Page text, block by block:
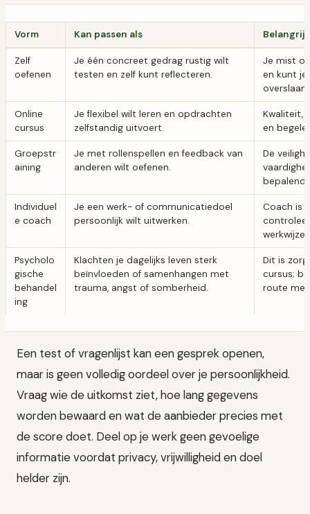
Vorm Kan passen als
Zelf
oefenen
Je één concreet gedrag rustig wilt
testen en zelf kunt reflecteren.
Je mist
en kunt je
overslaan.
Online
cursus
Je flexibel wilt leren en opdrachten
zelfstandig uitvoert.
Kwaliteit,
en
Groepstr
aining
Je met rollenspellen en feedback van
anderen wilt oefenen.
De
bepalend.
Individuel
e coach
Je een werk- of communicatiedoel
persoonlijk wilt uitwerken.
Coach is
werkwijze
Psycholo
gische
behandel
ing
Klachten je dagelijks leven sterk
beïnvloeden of samenhangen met
trauma, angst of somberheid.
Dit is
cursus;
route met
Een test of vragenlijst kan een gesprek openen,
maar is geen volledig oordeel over je persoonlijkheid.
Vraag wie de uitkomst ziet, hoe lang gegevens
worden bewaard en wat de aanbieder precies met
de score doet. Deel op je werk geen gevoelige
informatie voordat privacy, vrijwilligheid en doel
helder zijn.